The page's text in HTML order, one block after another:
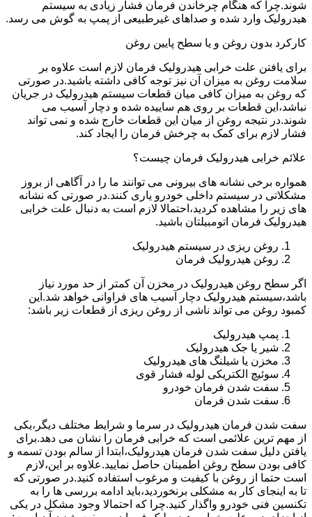
شوند.چرا که هنگام چرخاندن فرمان فشار زیادی به سیستم
هیدرولیک وارد شده و صداهای غیرطبیعی از پمپ به گوش می رسد.
کارکرد بدون روغن و یا سطح پایین روغن
برای یافتن علت خرابی هیدرولیک فرمان لازم است علاوه بر
سلامت روغن به میزان آن نیز توجه کافی داشته باشید.در صورتی
که روغن به میزان کافی میان قطعات سیستم هیدرولیک در جریان
نباشد،این قطعات بر روی هم ساییده شده و دچار آسیب می
شوند.در نتیجه روغن از میان این قطعات خارج شده و نمی تواند
فشار لازم برای کمک به چرخش فرمان را ایجاد کند.
علائم خرابی هیدرولیک فرمان چیست؟
همواره برخی نشانه های بیرونی می توانند ما را در آگاهی از بروز
مشکلاتی در سیستم داخلی خودرو یاری کنند.در صورتی که نشانه
های زیر را مشاهده کردید،احتمالا لازم است به دنبال علت خرابی
هیدرولیک فرمان اتومبیلتان باشید.
روغن ریزی در سیستم هیدرولیک
روغن هیدرولیک فرمان
اگر سطح روغن هیدرولیک در مخزن آن کمتر از حد مورد نیاز
باشد،سیستم هیدرولیک دچار آسیب های فراوانی خواهد شد.این
کمبود روغن می تواند ناشی از روغن ریزی از قطعات زیر باشد:
پمپ هیدرولیک
شیر یا جک هیدرولیک
مخزن یا شیلنگ های هیدرولیک
سوئیچ الکتریکی لوله فشار قوی
سفت شدن فرمان خودرو
سفت شدن فرمان
سفت شدن فرمان هیدرولیک در سرما و شرایط مختلف دیگر،یکی
از مهم ترین علائمی است که خرابی فرمان را نشان می دهد.برای
یافتن دلیل سفت شدن فرمان هیدرولیک،ابتدا از سالم بودن تسمه و
کافی بودن سطح روغن اطمینان حاصل نمایید.علاوه بر این،لازم
است حتما از روغن با کیفیت و مرغوب استفاده کنید.در صورتی که
تا به اینجای کار به مشکلی برنخوردید،باید ادامه بررسی ها را به
تکنسین فنی خودرو واگذار کنید.چرا که احتمالا وجود مشکل در یکی